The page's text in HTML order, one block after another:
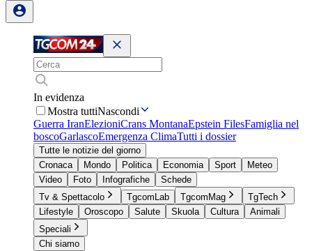
In evidenza
Mostra tuttiNascondi
Guerra IranElezioniCrans MontanaEpstein FilesFamiglia nel
boscoGarlascoEmergenza ClimaTutti i dossier
Tutte le notizie del giorno
Cronaca
Mondo Politica Economia Sport
Meteo
Video
Foto Infografiche
Schede
Tv & Spettacolo
TgcomLab TgcomMag
TgTech
Lifestyle
Oroscopo Salute Skuola Cultura
Animali
Speciali
Chi siamo